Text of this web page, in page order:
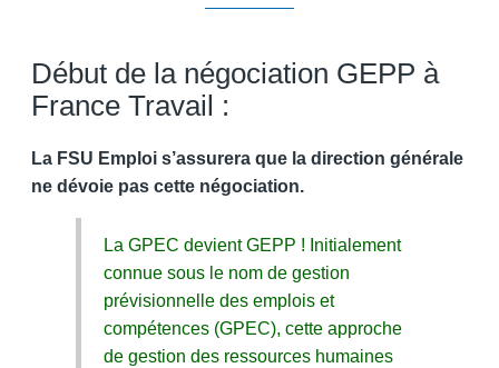
Début de la négociation GEPP à
France Travail :
La FSU Emploi s’assurera que la direction générale
ne dévoie pas cette négociation.
La GPEC devient GEPP ! Initialement
connue sous le nom de gestion
prévisionnelle des emplois et
compétences (GPEC), cette approche
de gestion des ressources humaines